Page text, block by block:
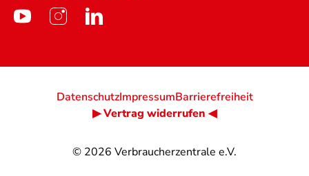
© 2026 Verbraucherzentrale e.V.
DatenschutzImpressumBarrierefreiheit
▶ Vertrag widerrufen ◀